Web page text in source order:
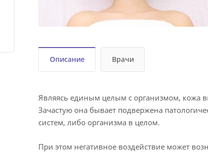
Описание Врачи
Являясь единым целым с организмом, кожа
Зачастую она бывает подвержена
систем, либо организма в целом.
При этом негативное воздействие может